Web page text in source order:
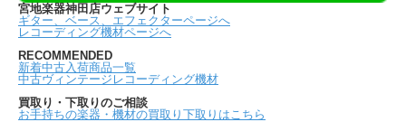
宮地楽器神田店ウェブサイト
ギター、ベース、エフェクターページへ
レコーディング機材ページへ
RECOMMENDED
新着中古入荷商品一覧
中古ヴィンテージレコーディング機材
買取り・下取りのご相談
お手持ちの楽器・機材の買取り下取りはこちら